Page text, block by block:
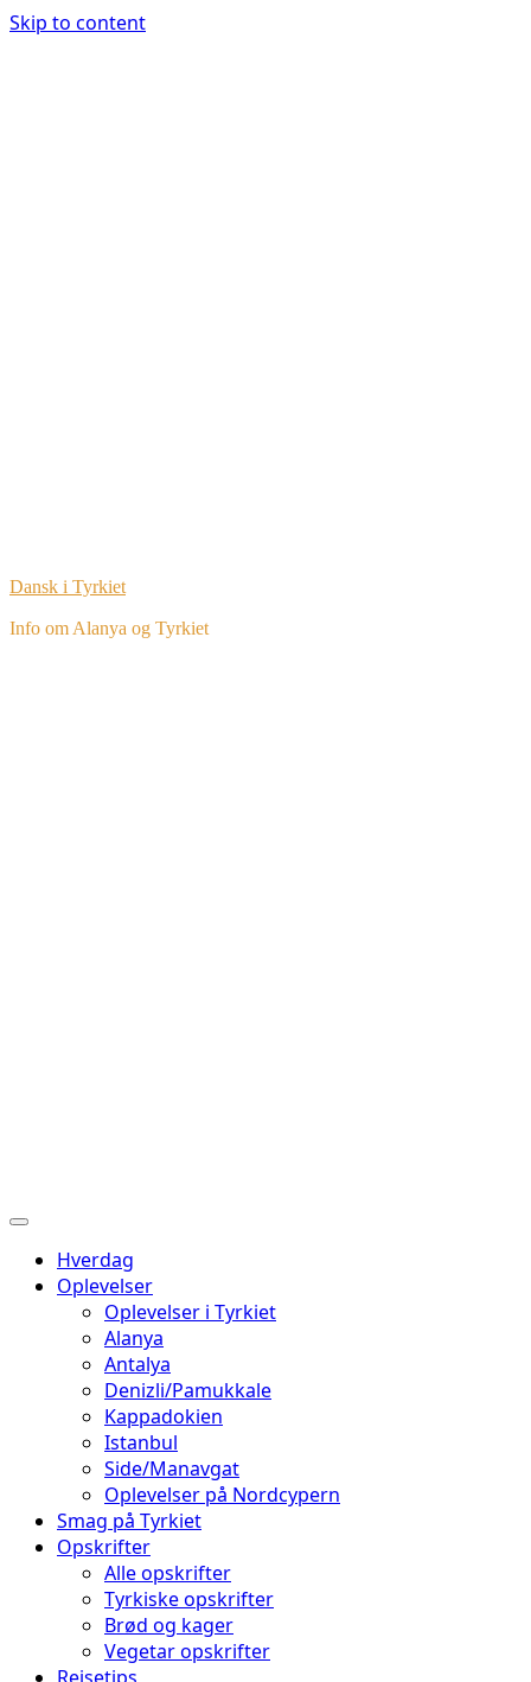
Skip to content
Dansk i Tyrkiet
Info om Alanya og Tyrkiet
Hverdag
Oplevelser
Oplevelser i Tyrkiet
Alanya
Antalya
Denizli/Pamukkale
Kappadokien
Istanbul
Side/Manavgat
Oplevelser på Nordcypern
Smag på Tyrkiet
Opskrifter
Alle opskrifter
Tyrkiske opskrifter
Brød og kager
Vegetar opskrifter